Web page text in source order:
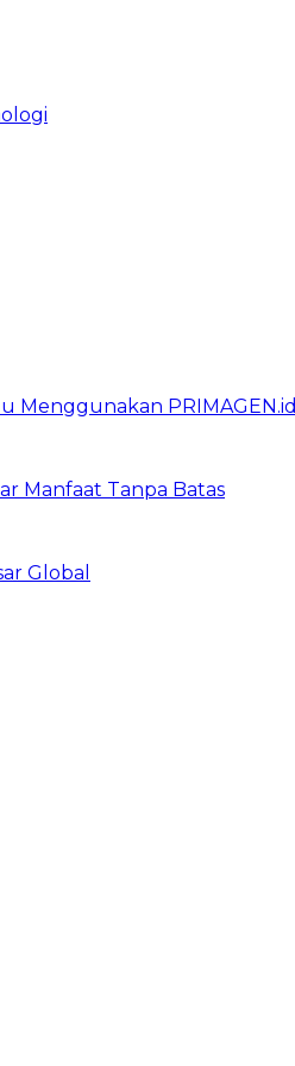
Menggunakan PRIMAGEN.id
Manfaat Tanpa Batas
Global